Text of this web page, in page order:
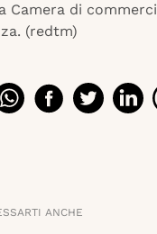
Camera di
(redtm)
ANCHE